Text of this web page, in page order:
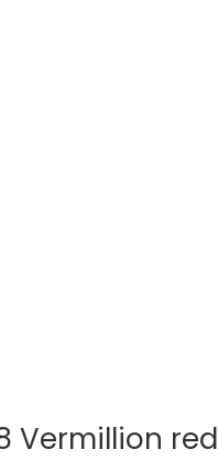
Vermillion red